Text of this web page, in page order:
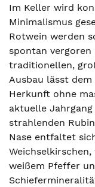
Im Keller wird
Minimalismus
Rotwein werden
spontan
traditionellen,
Ausbau lässt dem
Herkunft ohne
aktuelle
strahlenden
Nase entfaltet
weißem Pfeffer